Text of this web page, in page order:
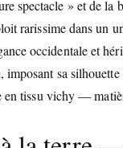
spectacle » et de la
rarissime dans un
occidentale et
sa
tissu vichy —